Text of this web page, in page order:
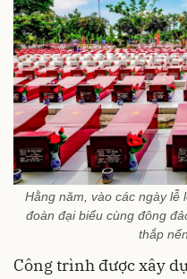
Hằng năm, vào các ngày lễ
đoàn đại biểu cùng đông
thắp
Công trình được xây